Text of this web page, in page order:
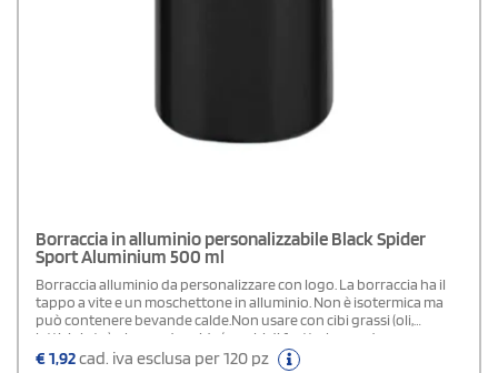
Borraccia in alluminio personalizzabile Black Spider
Sport Aluminium 500 ml
Borraccia alluminio da personalizzare con logo. La borraccia ha il
tappo a vite e un moschettone in alluminio. Non è isotermica ma
può contenere bevande calde.Non usare con cibi grassi (oli,
latticini etc.) o bevande acide (succhi di frutta, bevande
energetiche). Non mettere in congelatore o in microonde.
€1,92cad. iva esclusa per 120 pz